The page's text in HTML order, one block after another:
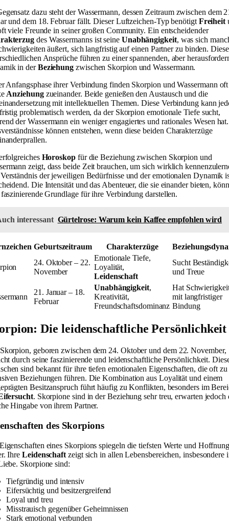
dazu steht der Wassermann, dessen Zeitraum zwischen dem
und dem 18. Februar fällt. Dieser Luftzeichen-Typ benötigt Freiheit
viele Freunde in seiner großen Community. Ein entscheidender
des Wassermanns ist seine Unabhängigkeit, was sich
äußert, sich langfristig auf einen Partner zu binden. Diese
Ansprüche führen zu einer spannenden, aber
in derBeziehung zwischen Skorpion und Wassermann.
Anfangsphase ihrer Verbindung finden Skorpion und Wassermann
Anziehungzueinander. Beide genießen den Austausch und die
mit intellektuellen Themen. Diese Verbindung kann
problematisch werden, da der Skorpion emotionale Tiefe sucht,
der Wassermann ein weniger engagiertes und rationales Wesen hat.
können entstehen, wenn diese beiden Charakterzüge
Horoskopfür die Beziehung zwischen Skorpion und
zeigt, dass beide Zeit brauchen, um sich wirklich
der jeweiligen Bedürfnisse und der emotionalen Dynamik
Die Intensität und das Abenteuer, die sie einander bieten,
Grundlage für ihre Verbindung darstellen.
interessant Gürtelrose: Warum kein Kaffee empfohlen wird
Geburtszeitraum Charakterzüge
24. Oktober – 22.
November
Emotionale Tiefe,
Loyalität,
Leidenschaft
Sucht
und Treue
21. Januar – 18.
Februar
Unabhängigkeit,
Kreativität,
Freundschaftsdominanz
Hat
mit langfristiger
Bindung
Die leidenschaftliche Persönlichkeit
geboren zwischen dem 24. Oktober und dem 22. November,
durch seine faszinierende und leidenschaftliche Persönlichkeit.
sind bekannt für ihre tiefen emotionalen Eigenschaften, die oft zu
Beziehungen führen. Die Kombination aus Loyalität und einem
Besitzanspruch führt häufig zu Konflikten, besonders im
. Skorpione sind in der Beziehung sehr treu, erwarten jedoch
Hingabe von ihrem Partner.
des Skorpions
eines Skorpions spiegeln die tiefsten Werte und
IhreLeidenschaft zeigt sich in allen Lebensbereichen, insbesondere
Skorpione sind:
Tiefgründig und intensiv
Eifersüchtig und besitzergreifend
Loyal und treu
Misstrauisch gegenüber Geheimnissen
Stark emotional verbunden